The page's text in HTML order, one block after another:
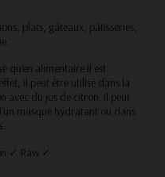
plats, gâteaux, pâtisseries,
qu'en alimentaire il est
il peut être utilisé dans la
avec du jus de citron. Il peut
masque hydratant ou dans
✓ Raw ✓